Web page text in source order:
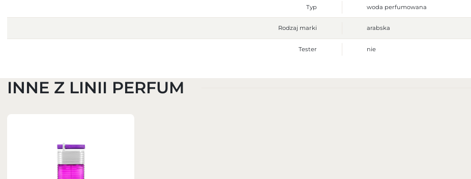
Typ woda perfumowana
Rodzaj marki arabska
Tester nie
INNE Z LINII PERFUM